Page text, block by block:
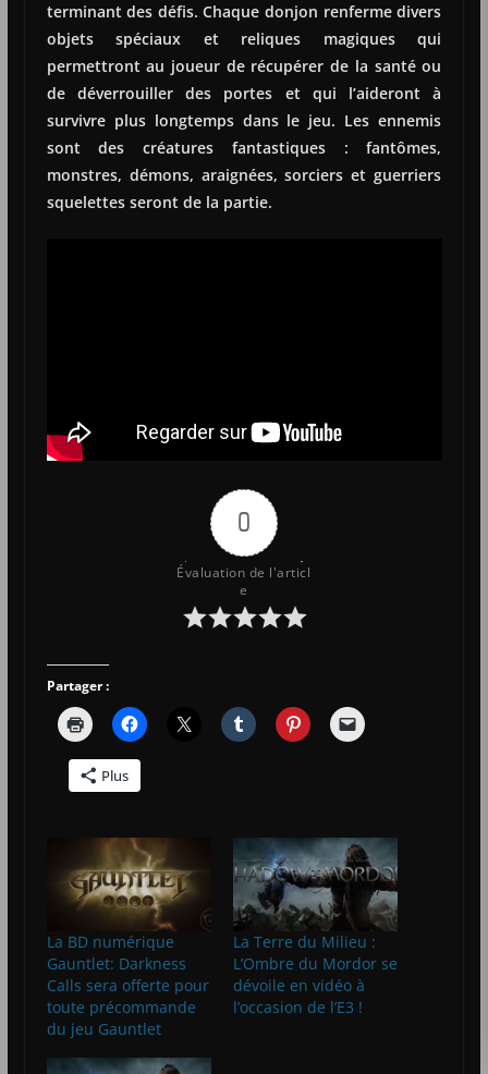
terminant des défis. Chaque donjon renferme divers
objets spéciaux et reliques magiques qui
permettront au joueur de récupérer de la santé ou
de déverrouiller des portes et qui l’aideront à
survivre plus longtemps dans le jeu. Les ennemis
sont des créatures fantastiques : fantômes,
monstres, démons, araignées, sorciers et guerriers
squelettes seront de la partie.
0
Évaluation de l'articl
e
Partager :
Plus
La BD numérique
Gauntlet: Darkness
Calls sera offerte pour
toute précommande
du jeu Gauntlet
La Terre du Milieu :
L’Ombre du Mordor se
dévoile en vidéo à
l’occasion de l’E3 !